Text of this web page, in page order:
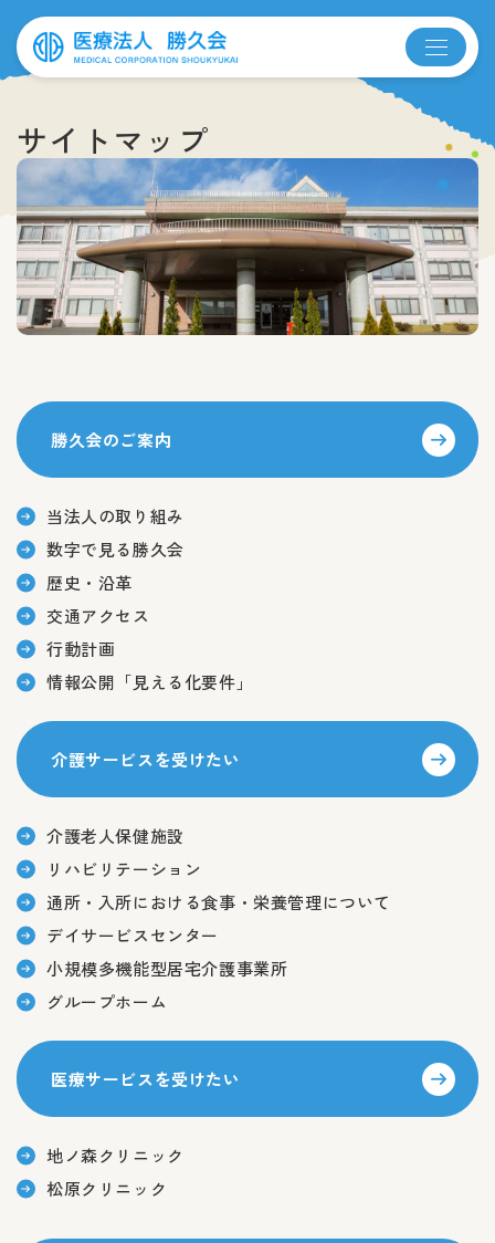
サイトマップ
勝久会のご案内
当法人の取り組み
数字で見る勝久会
歴史・沿革
交通アクセス
行動計画
情報公開「見える化要件」
介護サービスを受けたい
介護老人保健施設
リハビリテーション
通所・入所における食事・栄養管理について
デイサービスセンター
小規模多機能型居宅介護事業所
グループホーム
医療サービスを受けたい
地ノ森クリニック
松原クリニック